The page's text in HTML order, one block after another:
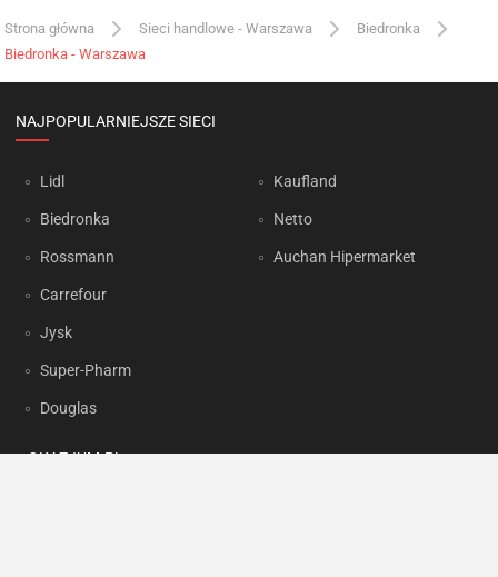
Strona główna Sieci handlowe - Warszawa
Biedronka
Biedronka - Warszawa
NAJPOPULARNIEJSZE SIECI
Lidl
Biedronka
Rossmann
Carrefour
Jysk
Super-Pharm
Douglas
Kaufland
Netto
Auchan Hipermarket
OKAZJUM.PL